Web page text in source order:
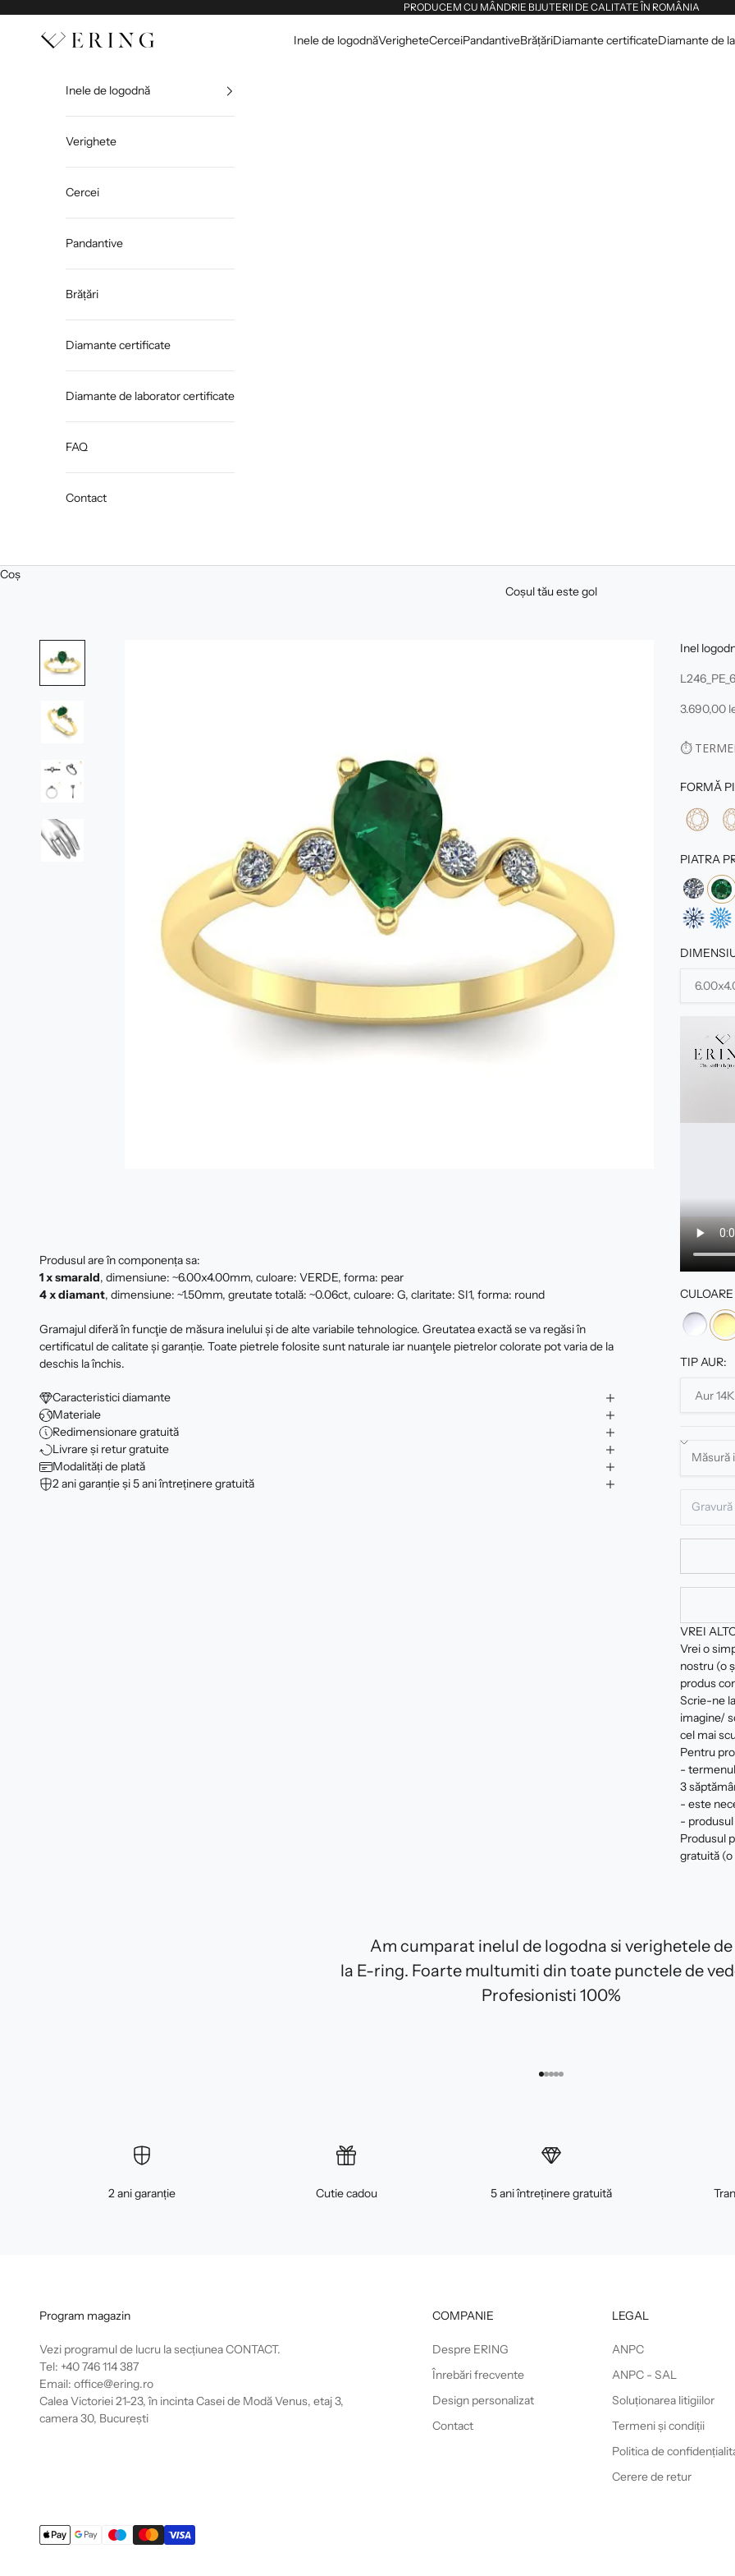
PRODUCEM CU MÂNDRIE BIJUTERII DE CALITATE ÎN ROMÂNIA
Ering Inele de logodnăVerigheteCerceiPandantiveBrățăriDiamante certificateDiamante de
Inele de logodnă
Verighete
Cercei
Pandantive
Brățări
Diamante certificate
Diamante de laborator certificate
FAQ
Contact
Coș
Coșul tău este gol
Inel
Preț redus
3.690,00
⏱
FORMĂ
PIATRA
TIP AUR:
VREI
Vrei o
nostru (o
produs
Scrie-ne
imagine/
cel mai
Pentru
-
3
- este
-
Produsul
gratuită (o
Produsul are în componența sa:
1 x smarald, dimensiune: ~6.00x4.00mm, culoare: VERDE, forma: pear
4 xdiamant, dimensiune: ~1.50mm, greutate totală: ~0.06ct, culoare: G, claritate: SI1, forma: round
Gramajul diferă în funcţie de măsura inelului şi de alte variabile tehnologice. Greutatea exactă se va regăsi în
certificatul de calitate şi garanție. Toate pietrele folosite sunt naturale iar nuanţele pietrelor colorate pot varia de la
deschis la închis.
Caracteristici diamante
Materiale
Redimensionare gratuită
Livrare și retur gratuite
Modalități de plată
2 ani garanție și 5 ani întreținere gratuită
Am cumparat inelul de logodna si verighetele de
la E-ring. Foarte multumiti din toate punctele de
Profesionisti 100%
Mergi la articolul 1
Mergi la articolul 2
Mergi la articolul 3
Mergi la articolul 4
Mergi la articolul 5
2 ani garanție Cutie cadou 5 ani întreținere gratuită
Program magazin
Vezi programul de lucru la secțiuneaCONTACT.
Tel: +40 746 114 387
Email: office@ering.ro
Calea Victoriei 21-23, în incinta Casei de Modă Venus, etaj 3,
camera 30, București
COMPANIE
Despre ERING
Înrebări frecvente
Design personalizat
Contact
LEGAL
ANPC
ANPC - SAL
Soluționarea litigiilor
Termeni și condiții
Politica de
Cerere de retur